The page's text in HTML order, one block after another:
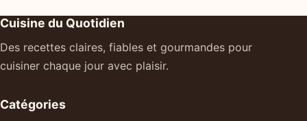
Cuisine du Quotidien
Des recettes claires, fiables et gourmandes pour
cuisiner chaque jour avec plaisir.
Catégories